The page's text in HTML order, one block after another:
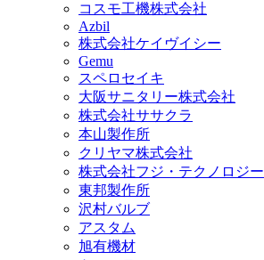
コスモ工機株式会社
Azbil
株式会社ケイヴイシー
Gemu
スペロセイキ
大阪サニタリー株式会社
株式会社ササクラ
本山製作所
クリヤマ株式会社
株式会社フジ・テクノロジー
東邦製作所
沢村バルブ
アスタム
旭有機材